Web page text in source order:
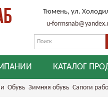
Тюмень, ул.
u-
КАТАЛОГ
Обувь Зимняя обувь Сапоги